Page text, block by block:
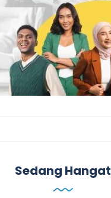
Sedang Hangat